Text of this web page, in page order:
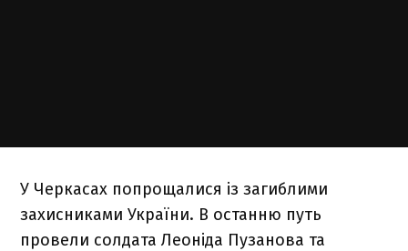
У Черкасах попрощалися із загиблими
захисниками України. В останню путь
провели солдата Леоніда Пузанова та